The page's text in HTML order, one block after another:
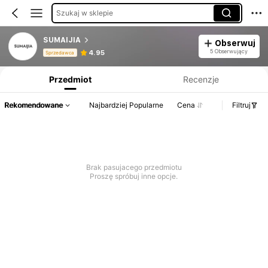
Szukaj w sklepie
SUMAIJIA
Sprzedawca 4.95
Obserwuj
5 Obserwujący
Przedmiot Recenzje
Rekomendowane Najbardziej Popularne Cena Filtruj
Brak pasujacego przedmiotu
Proszę spróbuj inne opcje.